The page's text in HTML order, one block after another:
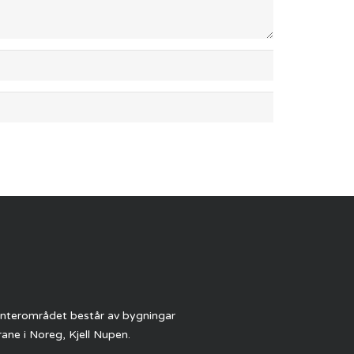
består av bygningar
i Noreg, Kjell Nupen.